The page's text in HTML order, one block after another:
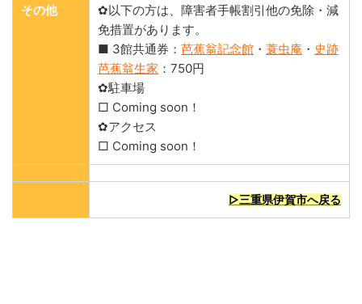
その他
✿以下の方は、障害者手帳割引他の免除・減
免措置があります。
■ 3館共通券： 芭蕉翁記念館 ・ 蓑虫庵 ・ 史跡
芭蕉翁生家 ：750円
✿駐車場
□ Coming soon！
✿アクセス
□ Coming soon！
▷三重県伊賀市へ戻る